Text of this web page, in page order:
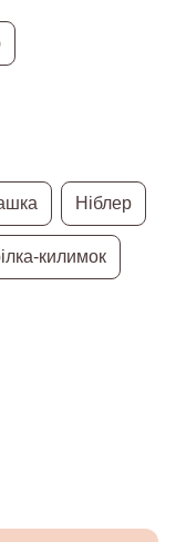
Ніблер
килимок